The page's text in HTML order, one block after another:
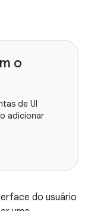
o
de UI
adicionar
do usuário